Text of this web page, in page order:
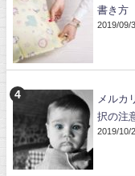
書き方
2019/09/
メルカ
択の注
2019/10/